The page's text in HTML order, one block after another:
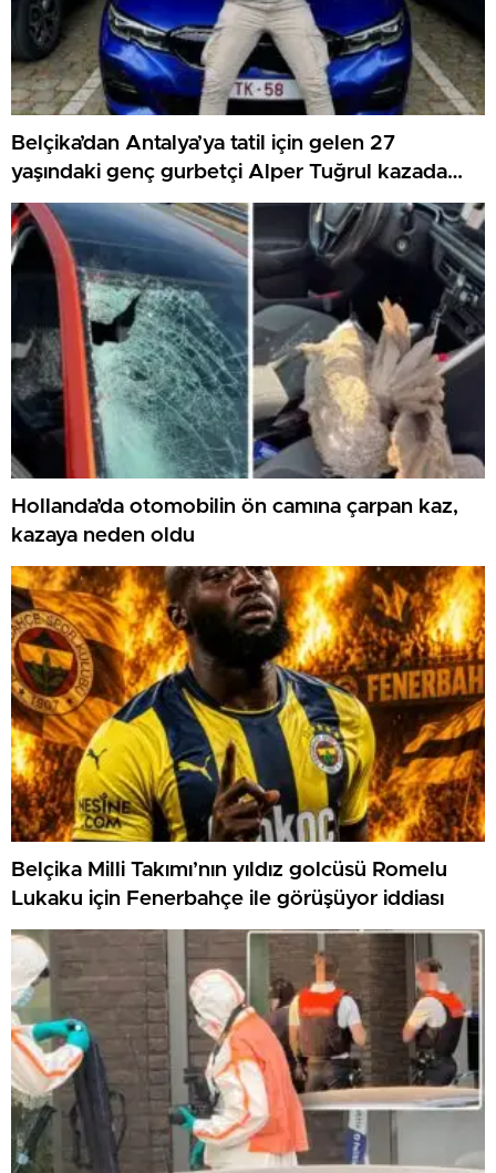
Belçika’dan Antalya’ya tatil için gelen 27
yaşındaki genç gurbetçi Alper Tuğrul kazada
hayatını kaybetti
Hollanda’da otomobilin ön camına çarpan kaz,
kazaya neden oldu
Belçika Milli Takımı’nın yıldız golcüsü Romelu
Lukaku için Fenerbahçe ile görüşüyor iddiası